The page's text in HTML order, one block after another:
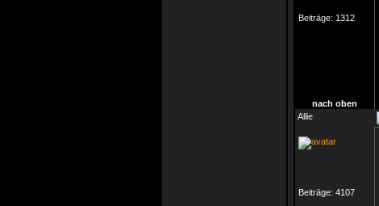
Beiträge: 1312
nach oben
Allie
Beiträge: 4107